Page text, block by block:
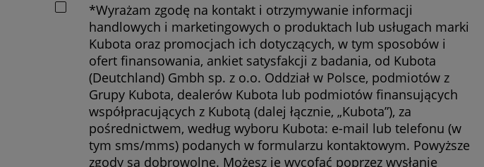
*Wyrażam zgodę na kontakt i otrzymywanie informacji
handlowych i marketingowych o produktach lub usługach marki
Kubota oraz promocjach ich dotyczących, w tym sposobów i
ofert finansowania, ankiet satysfakcji z badania, od Kubota
(Deutchland) Gmbh sp. z o.o. Oddział w Polsce, podmiotów z
Grupy Kubota, dealerów Kubota lub podmiotów finansujących
współpracujących z Kubotą (dalej łącznie, „Kubota”), za
pośrednictwem, według wyboru Kubota: e-mail lub telefonu (w
tym sms/mms) podanych w formularzu kontaktowym. Powyższe
zgody są dobrowolne. Możesz je wycofać poprzez wysłanie